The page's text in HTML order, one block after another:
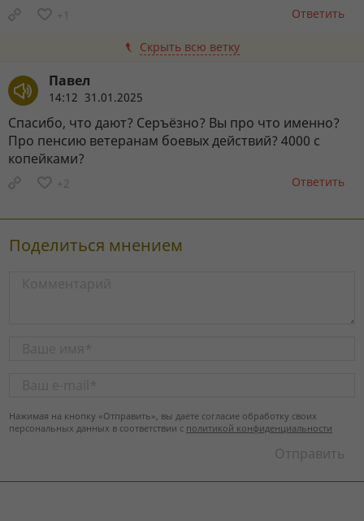
+1 Ответить
Скрыть всю ветку
Павел
14:12 31.01.2025
Спасибо, что дают? Серъëзно? Вы про что именно?
Про пенсию ветеранам боевых действий? 4000 с
копейками?
+2 Ответить
Поделиться мнением
Нажимая на кнопку «Отправить», вы даете согласие обработку своих
персональных данных в соответствии с политикой конфиденциальности